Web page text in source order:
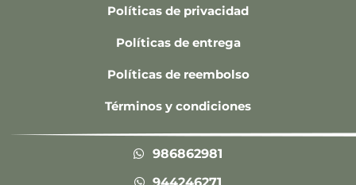
Políticas de privacidad
Políticas de entrega
Políticas de reembolso
Términos y condiciones
986862981